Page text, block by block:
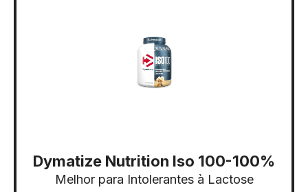
Dymatize Nutrition Iso 100-100%
Melhor para Intolerantes à Lactose